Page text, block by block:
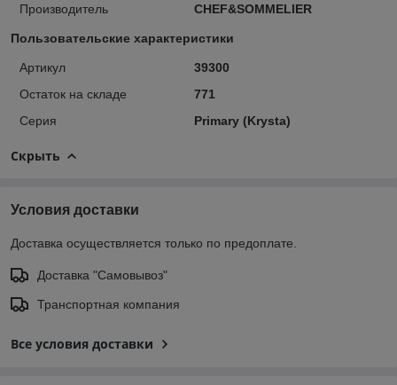
Производитель CHEF&SOMMELIER
Пользовательские характеристики
Артикул
39300
Остаток на складе
771
Серия
Primary (Krysta)
Скрыть
Условия доставки
Доставка осуществляется только по предоплате.
Доставка "Самовывоз"
Транспортная компания
Все условия доставки